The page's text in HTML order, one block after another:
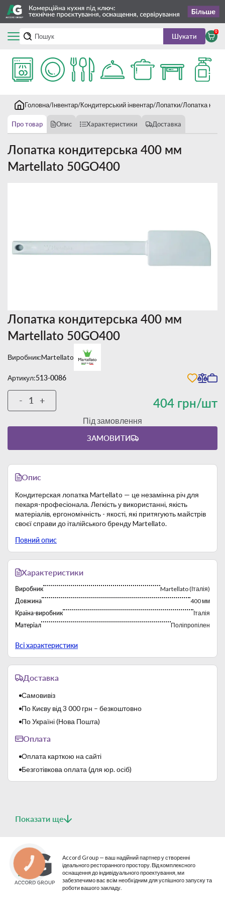
Шукати
0
Головна Інвентар Кондитерський інвентар Лопатки Лопатка
Про товар Опис Характеристики Доставка
Лопатка кондитерська 400 мм
Martellato 50GO400
Лопатка кондитерська 400 мм
Martellato 50GO400
Виробник:Martellato
Артикул:513-0086
404 грн/шт
- +
Під замовлення
ЗАМОВИТИ
Опис
Кондитерская лопатка Martellato — це незамінна річ для
пекаря-професіонала. Легкість у використанні, якість
матеріалів, ергономічність - якості, які притягують майстрів
своєї справи до італійського бренду Martellato.
Розмір робочої частини — 70х115 мм.
Матеріал — поліпропілен.
Повний опис
Характеристики
Виробник
Martellato (Італія)
Довжина
400 мм
Країна-виробник
Італія
Матеріал
Поліпропілен
Всі характеристики
Доставка
Самовивіз
По Києву від 3 000 грн – безкоштовно
По Україні (Нова Пошта)
Оплата
Оплата карткою на сайті
Безготівкова оплата (для юр. осіб)
Показати ще
Accord Group — ваш надійний партнер у створенні
ідеального ресторанного простору. Від комплексного
оснащення до індивідуального проектування, ми
забезпечимо вас всім необхідним для успішного запуску та
роботи вашого закладу.
КНОПКА
СВЯЗИ